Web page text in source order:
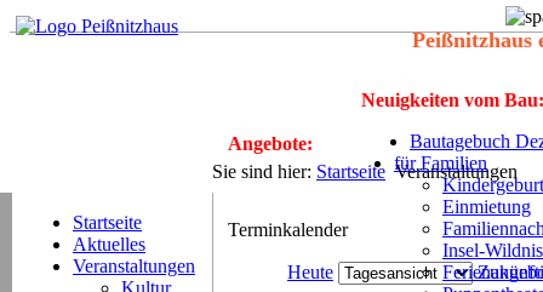
Peißnitzhaus
Neuigkeiten vom Bau:
Bautagebuch
für Familien
Einmietung
Insel-
Angebote:
Sie sind hier: Startseite Veranstaltungen
Startseite
Aktuelles
Veranstaltungen
Kultur
Terminkalender
Heute